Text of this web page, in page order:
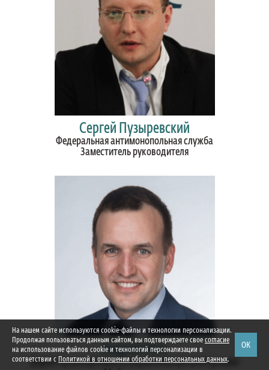
Сергей Пузыревский
Федеральная антимонопольная служба
Заместитель руководителя
Андрей Рего
Директор департамента управления регуляторными
На нашем сайте используются cookie-файлы и технологии персонализации.
Продолжая пользоваться данным сайтом, вы подтверждаете свое согласие
на использование файлов cookie и технологий персонализации в
соответствии с Политикой в отношении обработки персональных данных.
ОК